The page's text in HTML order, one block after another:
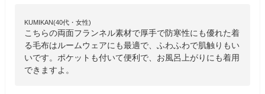
KUMIKAN(40代・女性)
こちらの両面フランネル素材で厚手で防寒性にも優れた着
る毛布はルームウェアにも最適で、ふわふわで肌触りもい
いです。ポケットも付いて便利で、お風呂上がりにも着用
できますよ。